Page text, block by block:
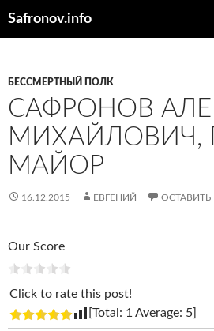
Safronov.info
БЕССМЕРТНЫЙ ПОЛК
САФРОНОВ
МИХАЙЛОВИЧ,
МАЙОР
16.12.2015 ЕВГЕНИЙ
Our Score
Click to rate this post!
[Total: 1 Average: 5]